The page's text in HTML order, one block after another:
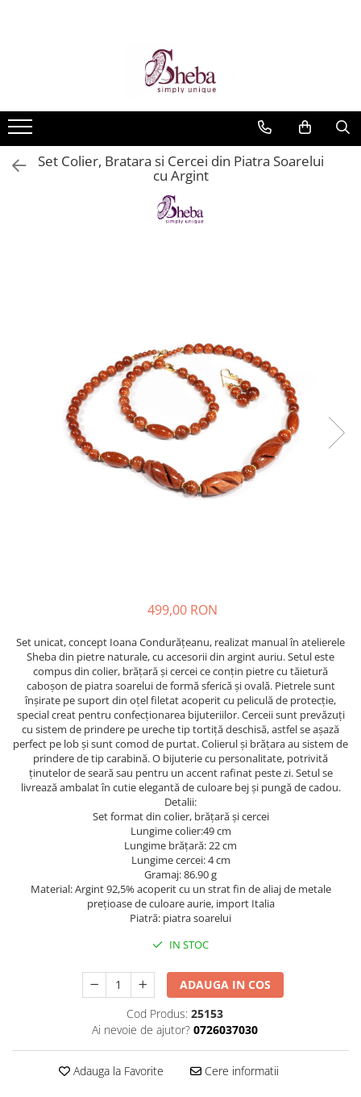
Set Colier, Bratara si Cercei din Piatra Soarelui
cu Argint
499,00 RON
Set unicat, concept Ioana Condurățeanu, realizat manual în atelierele
Sheba din pietre naturale, cu accesorii din argint auriu. Setul este
compus din colier, brățară și cercei ce conțin pietre cu tăietură
caboșon de piatra soarelui de formă sferică și ovală. Pietrele sunt
înșirate pe suport din oțel filetat acoperit cu peliculă de protecție,
special creat pentru confecționarea bijuteriilor. Cerceii sunt prevăzuți
cu sistem de prindere pe ureche tip tortiță deschisă, astfel se așază
perfect pe lob și sunt comod de purtat. Colierul și brățara au sistem de
prindere de tip carabină. O bijuterie cu personalitate, potrivită
ținutelor de seară sau pentru un accent rafinat peste zi. Setul se
livrează ambalat în cutie elegantă de culoare bej și pungă de cadou.
Detalii:
Set format din colier, brățară și cercei
Lungime colier:49 cm
Lungime brățară: 22 cm
Lungime cercei: 4 cm
Gramaj: 86.90 g
Material: Argint 92,5% acoperit cu un strat fin de aliaj de metale
prețioase de culoare aurie, import Italia
Piatră: piatra soarelui
IN STOC
ADAUGA IN COS
Cod Produs: 25153
Ai nevoie de ajutor? 0726037030
Adauga la Favorite Cere informatii